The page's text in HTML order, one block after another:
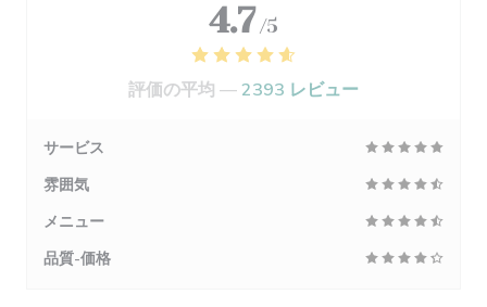
4.7 /5
評価の平均 —2393 レビュー
サービス
雰囲気
メニュー
品質-価格